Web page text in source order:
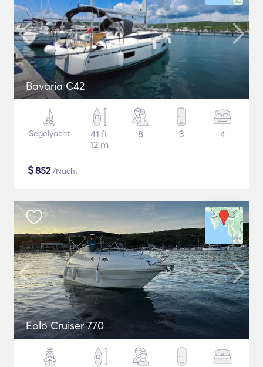
Bavaria C42
Segelyacht
41 ft
12 m
8 3 4
$852/Nacht
Eolo Cruiser 770